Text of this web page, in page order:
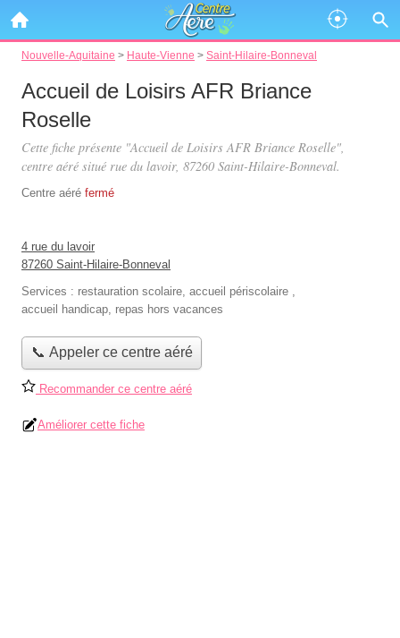
Nouvelle-Aquitaine > Haute-Vienne > Saint-Hilaire-Bonneval
Accueil de Loisirs AFR Briance
Roselle
Cette fiche présente "Accueil de Loisirs AFR Briance Roselle",
centre aéré situé rue du lavoir, 87260 Saint-Hilaire-Bonneval.
Centre aéré fermé
4 rue du lavoir
87260 Saint-Hilaire-Bonneval
Services : restauration scolaire, accueil périscolaire ,
accueil handicap, repas hors vacances
📞 Appeler ce centre aéré
Recommander ce centre aéré
Améliorer cette fiche